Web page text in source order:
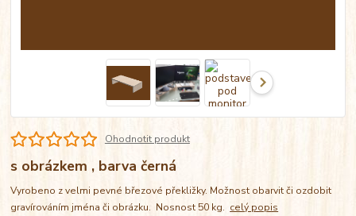
Ohodnotit produkt
s obrázkem , barva černá
Vyrobeno z velmi pevné březové překližky. Možnost obarvit či ozdobit
gravírováním jména či obrázku. Nosnost 50 kg. celý popis